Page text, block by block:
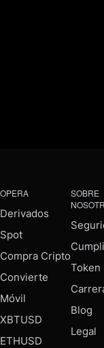
OPERA
Derivados
Spot
Compra Cripto
Convierte
Móvil
XBTUSD
ETHUSD
SOBRE
Token
Blog
Legal